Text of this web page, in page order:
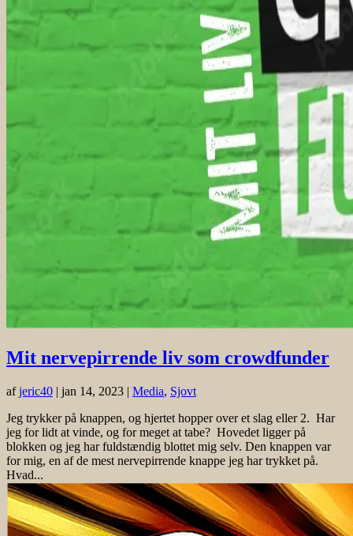
Mit nervepirrende liv som crowdfunder
afjeric40 | jan 14, 2023 | Media, Sjovt
Jeg trykker på knappen, og hjertet hopper over et slag eller 2. Har
jeg for lidt at vinde, og for meget at tabe? Hovedet ligger på
blokken og jeg har fuldstændig blottet mig selv. Den knappen var
for mig, en af de mest nervepirrende knappe jeg har trykket på.
Hvad...